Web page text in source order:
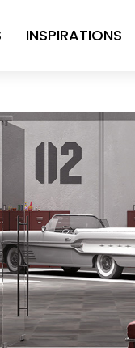
INSPIRATIONS